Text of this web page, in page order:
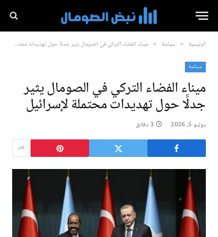
الرئيسية » سياسة » ميناء الفضاء التركي في الصومال يثير جدلََا حول تهديدات محتملة لإسرائيل
سياسة
ميناء الفضاء التركي في الصومال يثير
جدلََا حول تهديدات محتملة لإسرائيل
يوليو 5, 2026 3 دقائق